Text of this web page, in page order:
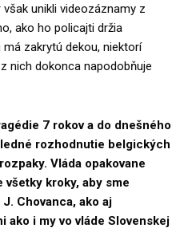
unikli videozáznamy z
ako ho policajti držia
zakrytú dekou, niektorí
nich dokonca napodobňuje
7 rokov a do dnešného
rozhodnutie belgických
Vláda opakovane
všetky kroky, aby sme
Chovanca, ako aj
ako i my vo vláde Slovenskej